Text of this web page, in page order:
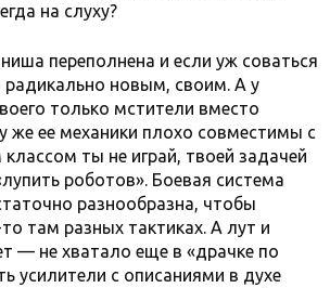
на слуху?
переполнена и если уж соваться
радикально новым, своим. А у
только мстители вместо
же ее механики плохо совместимы с
ты не играй, твоей задачей
роботов». Боевая система
разнообразна, чтобы
там разных тактиках. А лут и
— не хватало еще в «драчке по
усилители с описаниями в духе